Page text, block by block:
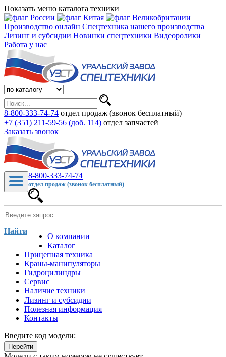
Показать меню каталога техники
Производство онлайн Спецтехника нашего производства
Лизинг и субсидии Новинки спецтехники Видеоролики
Работа у нас
8-800-333-74-74 отдел продаж (звонок бесплатный)
+7 (351) 211-59-56 (доб. 114) отдел запчастей
Заказать звонок
8-800-333-74-74
отдел продаж (звонок бесплатный)
Найти
О компании
Каталог
Прицепная техника
Краны-манипуляторы
Гидроцилиндры
Сервис
Наличие техники
Лизинг и субсидии
Полезная информация
Контакты
Введите код модели:
Перейти